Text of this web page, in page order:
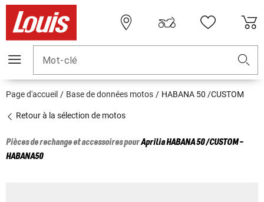
Mot-clé
Page d'accueil Base de données motos HABANA 50 /CUSTOM
Retour à la sélection de motos
Pièces de rechange et accessoires pourApriliaHABANA 50 /CUSTOM -
HABANA50